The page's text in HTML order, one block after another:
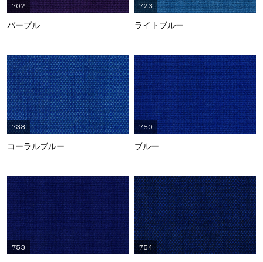
702
パープル
723
ライトブルー
733
コーラルブルー
750
ブルー
753 754